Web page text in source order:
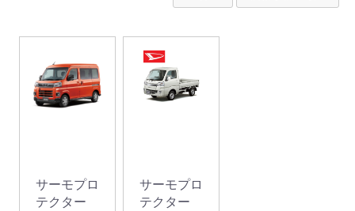
サーモプロ
テクター
サーモプロ
テクター